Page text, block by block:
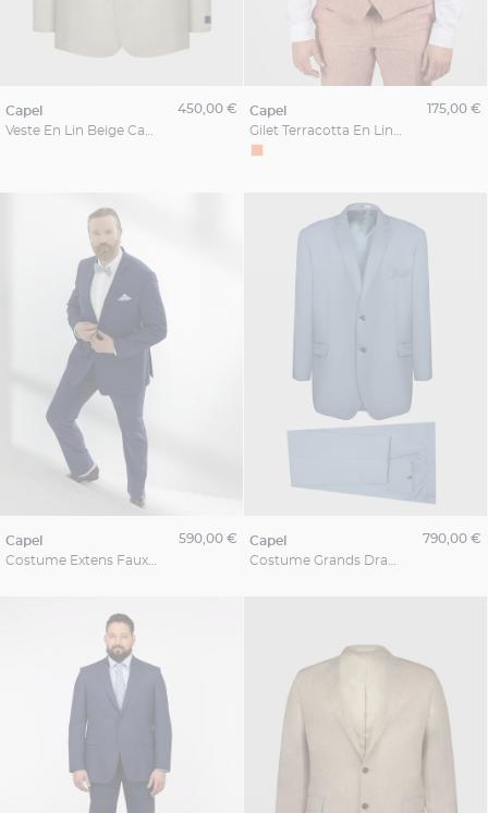
capel
450,00 €
capel
175,00 €
capel
590,00 €
capel
790,00 €